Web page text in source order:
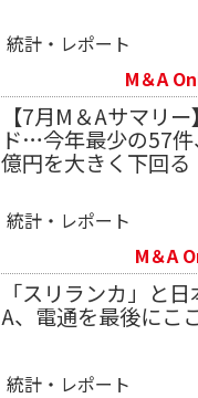
統計・レポート
M＆A
【7月M＆Aサマリ
ド…今年最少の57
億円を大きく下回る
統計・レポート
M＆A
「スリランカ」と
A、電通を最後にこ
統計・レポート